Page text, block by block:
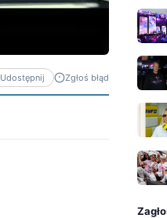
Udostępnij Zgłoś błąd